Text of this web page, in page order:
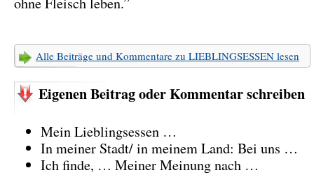
Alle Beiträge und Kommentare zu LIEBLINGSESSEN lesen
Eigenen Beitrag oder Kommentar schreiben
Mein Lieblingsessen …
In meiner Stadt/ in meinem Land: Bei uns …
Ich finde, … Meiner Meinung nach …